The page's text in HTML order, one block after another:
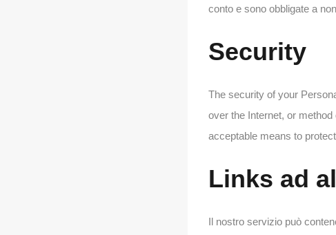
conto e sono obbligate a
Security
The security of your
over the Internet, or
acceptable means to
Links ad
Il nostro servizio può